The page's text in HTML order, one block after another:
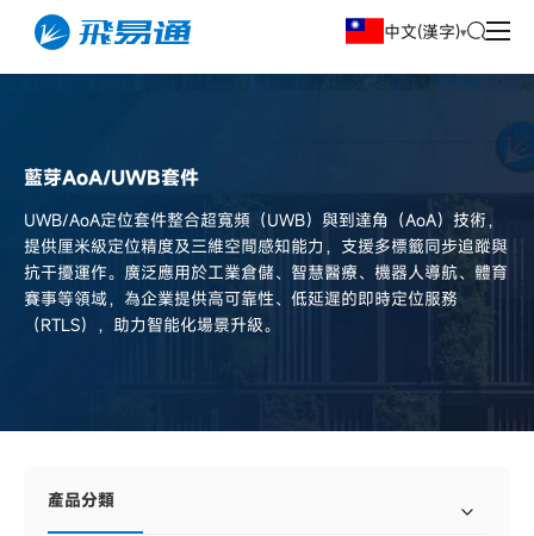
中文(漢字)
藍芽AoA/UWB套件
UWB/AoA定位套件整合超寬頻（UWB）與到達角（AoA）技術，
提供厘米級定位精度及三維空間感知能力，支援多標籤同步追蹤與
抗干擾運作。廣泛應用於工業倉儲、智慧醫療、機器人導航、體育
賽事等領域，為企業提供高可靠性、低延遲的即時定位服務
（RTLS），助力智能化場景升級。
產品分類